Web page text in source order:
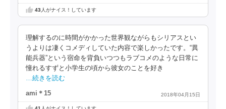
43人がナイス！しています
理解するのに時間がかかった世界観ながらもシリアスとい
うよりは凄くコメディしていた内容で楽しかったです。“異
能兵器”という宿命を背負いつつもラブコメのような日常に
憧れるすずと小学生の頃から彼女のことを好き
…続きを読む
ami＊15 2018年04月15日